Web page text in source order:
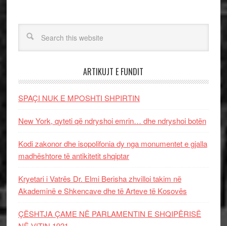
ARTIKUJT E FUNDIT
SPAÇI NUK E MPOSHTI SHPIRTIN
New York, qyteti që ndryshoi emrin… dhe ndryshoi botën
Kodi zakonor dhe isopolifonia dy nga monumentet e gjalla
madhështore të antikitetit shqiptar
Kryetari i Vatrës Dr. Elmi Berisha zhvilloi takim në
Akademinë e Shkencave dhe të Arteve të Kosovës
ÇËSHTJA ÇAME NË PARLAMENTIN E SHQIPËRISË